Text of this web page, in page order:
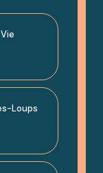
Loups